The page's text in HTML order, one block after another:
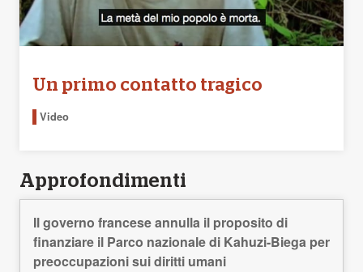
Un primo contatto tragico
Video
Approfondimenti
Il governo francese annulla il proposito di
finanziare il Parco nazionale di Kahuzi-Biega per
preoccupazioni sui diritti umani